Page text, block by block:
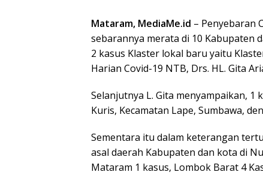
Mataram, MediaMe.id – Penyebaran
sebarannya merata di 10 Kabupaten
2 kasus Klaster lokal baru yaitu
Harian Covid-19 NTB, Drs. HL. Gita
Selanjutnya L. Gita menyampaikan, 1
Kuris, Kecamatan Lape, Sumbawa,
Sementara itu dalam keterangan
asal daerah Kabupaten dan kota di
Mataram 1 kasus, Lombok Barat 4